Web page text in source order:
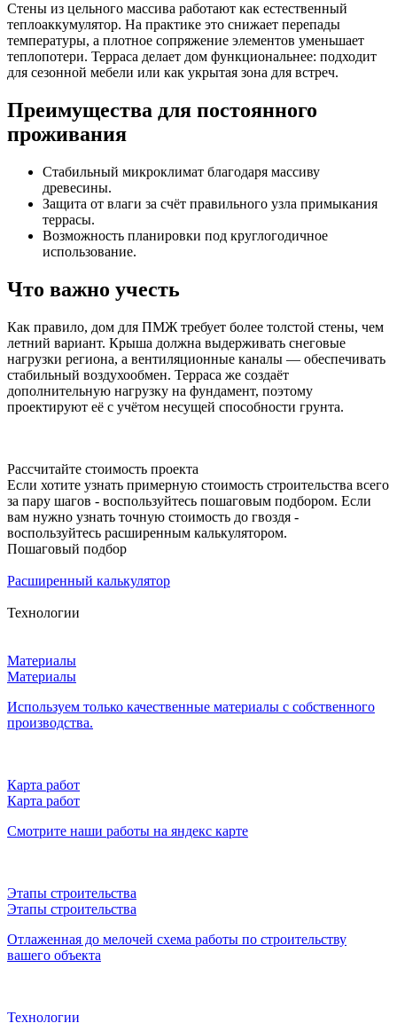
Стены из цельного массива работают как естественный
теплоаккумулятор. На практике это снижает перепады
температуры, а плотное сопряжение элементов уменьшает
теплопотери. Терраса делает дом функциональнее: подходит
для сезонной мебели или как укрытая зона для встреч.
Преимущества для постоянного
проживания
Стабильный микроклимат благодаря массиву
древесины.
Защита от влаги за счёт правильного узла примыкания
террасы.
Возможность планировки под круглогодичное
использование.
Что важно учесть
Как правило, дом для ПМЖ требует более толстой стены, чем
летний вариант. Крыша должна выдерживать снеговые
нагрузки региона, а вентиляционные каналы — обеспечивать
стабильный воздухообмен. Терраса же создаёт
дополнительную нагрузку на фундамент, поэтому
проектируют её с учётом несущей способности грунта.
Рассчитайте стоимость проекта
Если хотите узнать примерную стоимость строительства всего
за пару шагов - воспользуйтесь пошаговым подбором. Если
вам нужно узнать точную стоимость до гвоздя -
воспользуйтесь расширенным калькулятором.
Пошаговый подбор
Расширенный калькулятор
Технологии
Материалы
Материалы
Используем только качественные материалы с собственного
производства.
Карта работ
Карта работ
Смотрите наши работы на яндекс карте
Этапы строительства
Этапы строительства
Отлаженная до мелочей схема работы по строительству
вашего объекта
Технологии